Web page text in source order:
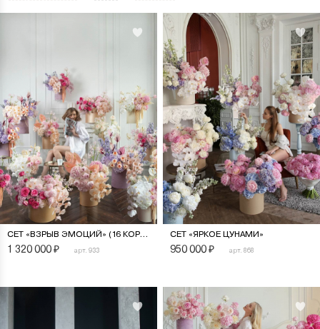
СЕТ «ВЗРЫВ ЭМОЦИЙ» (16 КОРОБОК)
1 320 000₽ арт. 933
СЕТ «ЯРКОЕ ЦУНАМИ»
950 000₽ арт. 868